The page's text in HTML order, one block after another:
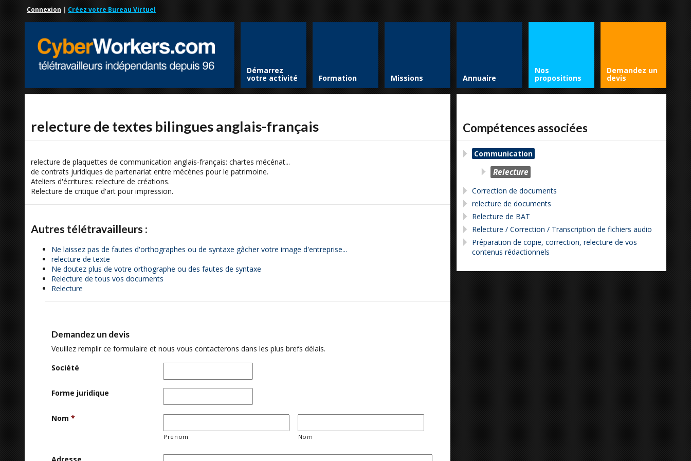
Connexion | Créez votre Bureau Virtuel
Démarrez
votre activité Formation Missions Annuaire
Nos
propositions
Demandez un
devis
relecture de textes bilingues anglais-français
relecture de plaquettes de communication anglais-français: chartes mécénat...
de contrats juridiques de partenariat entre mécènes pour le patrimoine.
Ateliers d'écritures: relecture de créations.
Relecture de critique d'art pour impression.
Autres télétravailleurs :
Ne laissez pas de fautes d'orthographes ou de syntaxe gâcher votre image d'entreprise...
relecture de texte
Ne doutez plus de votre orthographe ou des fautes de syntaxe
Relecture de tous vos documents
Relecture
Demandez un devis
Veuillez remplir ce formulaire et nous vous contacterons dans les plus brefs délais.
Société
Forme juridique
Nom *
Prénom Nom
Compétences associées
Communication
Relecture
Correction de documents
relecture de documents
Relecture de BAT
Relecture / Correction / Transcription de fichiers audio
Préparation de copie, correction, relecture de vos
contenus rédactionnels